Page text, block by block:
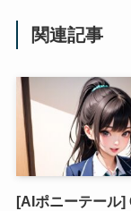
関連記事
[AIポニーテール]